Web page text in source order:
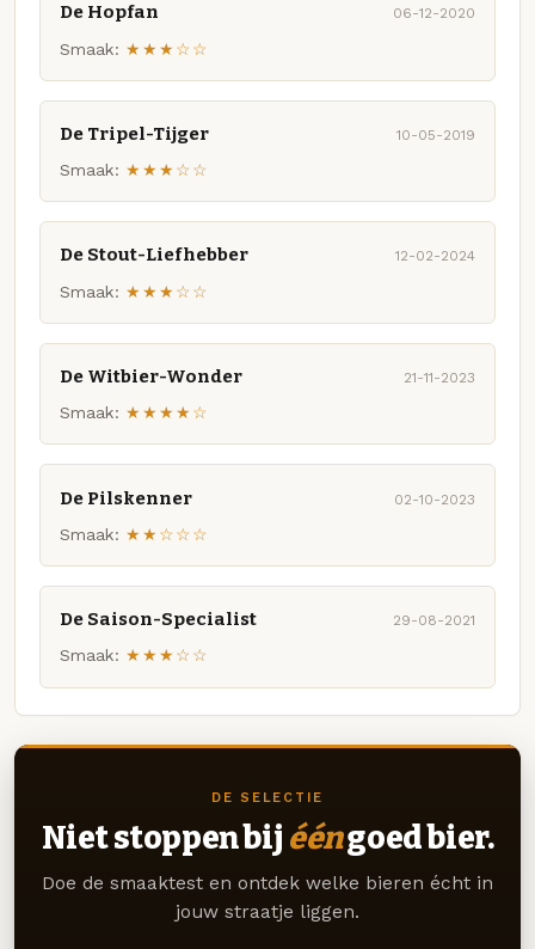
De Hopfan 06-12-2020
Smaak: ★★★☆☆
De Tripel-Tijger 10-05-2019
Smaak: ★★★☆☆
De Stout-Liefhebber 12-02-2024
Smaak: ★★★☆☆
De Witbier-Wonder 21-11-2023
Smaak: ★★★★☆
De Pilskenner 02-10-2023
Smaak: ★★☆☆☆
De Saison-Specialist 29-08-2021
Smaak: ★★★☆☆
DE SELECTIE
Niet stoppen bij ééngoed bier.
Doe de smaaktest en ontdek welke bieren écht in
jouw straatje liggen.